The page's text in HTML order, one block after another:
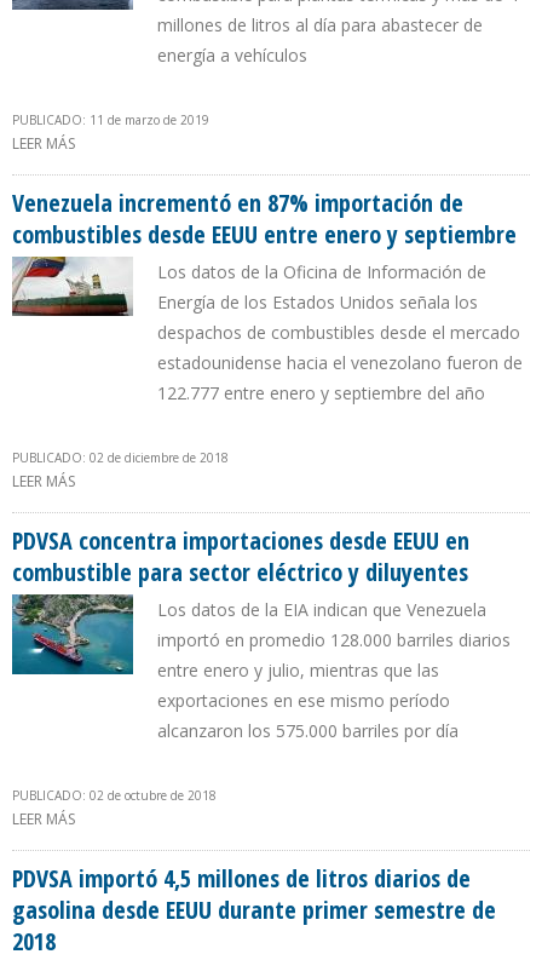
millones de litros al día para abastecer de
energía a vehículos
PUBLICADO: 11 de marzo de 2019
LEER MÁS
Venezuela incrementó en 87% importación de
combustibles desde EEUU entre enero y septiembre
Los datos de la Oficina de Información de
Energía de los Estados Unidos señala los
despachos de combustibles desde el mercado
estadounidense hacia el venezolano fueron de
122.777 entre enero y septiembre del año
PUBLICADO: 02 de diciembre de 2018
LEER MÁS
PDVSA concentra importaciones desde EEUU en
combustible para sector eléctrico y diluyentes
Los datos de la EIA indican que Venezuela
importó en promedio 128.000 barriles diarios
entre enero y julio, mientras que las
exportaciones en ese mismo período
alcanzaron los 575.000 barriles por día
PUBLICADO: 02 de octubre de 2018
LEER MÁS
PDVSA importó 4,5 millones de litros diarios de
gasolina desde EEUU durante primer semestre de
2018